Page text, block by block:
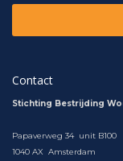
Contact
Stichting Bestrijding
Papaverweg 34 unit B100
1040 AX Amsterdam